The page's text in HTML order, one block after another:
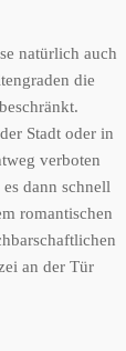
natürlich auch
die
Stadt oder in
verboten
dann schnell
romantischen
an der Tür